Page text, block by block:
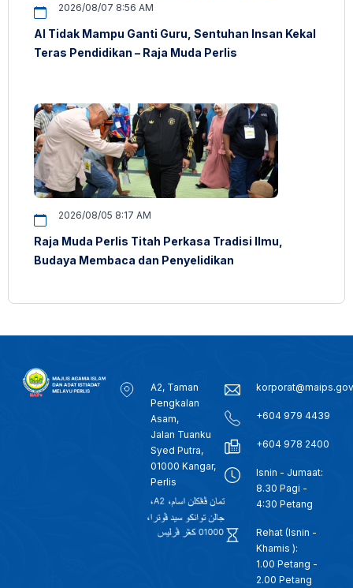
2026/08/07 8:56 AM
AI Tidak Mampu Ganti Guru, Sentuhan Insan Kekal
Teras Pendidikan – Raja Muda Perlis
2026/08/05 8:17 AM
Raja Muda Perlis Titah Perkasa Tradisi Ilmu,
Budaya Membaca dan Penyelidikan
A2, Taman
Pengkalan
Asam,
Jalan Tuanku
Syed Putra,
01000 Kangar,
Perlis
+604 979 4439
+604 978 2400
Isnin - Jumaat:
8.30 Pagi -
4:30 Petang
Rehat (Isnin -
Khamis ):
1.00 Petang -
2.00 Petang